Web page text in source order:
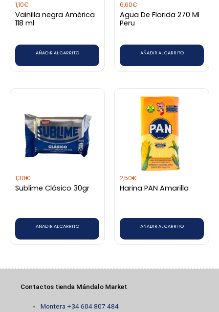
1,10€
Vainilla negra América
118 ml
AÑADIR AL CARRITO
6,60€
Agua De Florida 270 Ml
Peru
AÑADIR AL CARRITO
1,30€
Sublime Clásico 30gr
AÑADIR AL CARRITO
2,50€
Harina PAN Amarilla
AÑADIR AL CARRITO
Contactos tienda Mándalo Market
Montera +34 604 807 484